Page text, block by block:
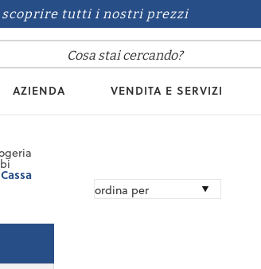
scoprire tutti i nostri prezzi
AZIENDA VENDITA E SERVIZI